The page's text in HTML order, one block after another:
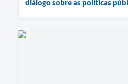
diálogo sobre as políticas